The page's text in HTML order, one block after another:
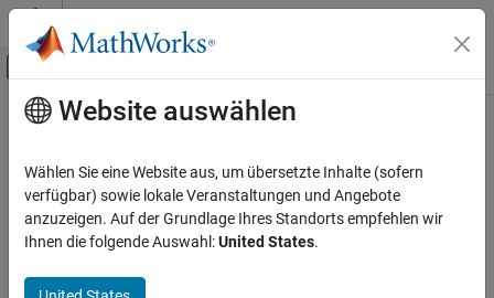
Weiter zum Inhalt
Umschaltung für Off-Canvas-
Startseite der Dokumentation
Aerospace Toolbox
Satellite Mission Analysis
Hauptinhalt
exp
Exponential of quaternion array
collapse all in page
Website auswählen
Wählen Sie eine Website aus, um übersetzte Inhalte (sofern
verfügbar) sowie lokale Veranstaltungen und Angebote
anzuzeigen. Auf der Grundlage Ihres Standorts empfehlen wir
Ihnen die folgende Auswahl:United States.